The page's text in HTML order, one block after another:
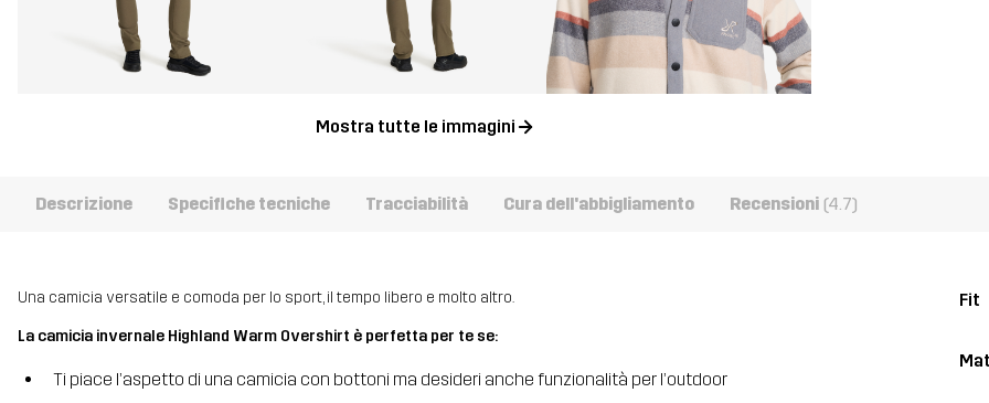
Mostra tutte le immagini
Descrizione Specifiche tecniche Tracciabilità Cura dell'abbigliamento Recensioni (4.7)
Una camicia versatile e comoda per lo sport, il tempo libero e molto altro.
La camicia invernale Highland Warm Overshirt è perfetta per te se:
Ti piace l’aspetto di una camicia con bottoni ma desideri anche funzionalità per l’outdoor
Fit